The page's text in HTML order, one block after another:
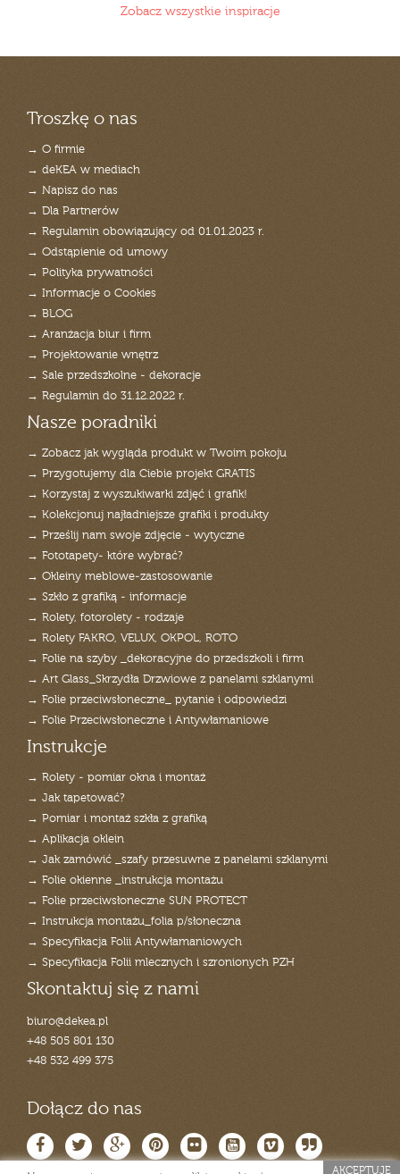
Zobacz wszystkie inspiracje
Troszkę o nas
→ O firmie
→ deKEA w mediach
→ Napisz do nas
→ Dla Partnerów
→ Regulamin obowiązujący od 01.01.2023 r.
→ Odstąpienie od umowy
→ Polityka prywatności
→ Informacje o Cookies
→ BLOG
→ Aranżacja biur i firm
→ Projektowanie wnętrz
→ Sale przedszkolne - dekoracje
→ Regulamin do 31.12.2022 r.
Nasze poradniki
→ Zobacz jak wygląda produkt w Twoim pokoju
→ Przygotujemy dla Ciebie projekt GRATIS
→ Korzystaj z wyszukiwarki zdjęć i grafik!
→ Kolekcjonuj najładniejsze grafiki i produkty
→ Prześlij nam swoje zdjęcie - wytyczne
→ Fototapety- które wybrać?
→ Okleiny meblowe-zastosowanie
→ Szkło z grafiką - informacje
→ Rolety, fotorolety - rodzaje
→ Rolety FAKRO, VELUX, OKPOL, ROTO
→ Folie na szyby _dekoracyjne do przedszkoli i firm
→ Art Glass_Skrzydła Drzwiowe z panelami szklanymi
→ Folie przeciwsłoneczne_ pytanie i odpowiedzi
→ Folie Przeciwsłoneczne i Antywłamaniowe
Instrukcje
→ Rolety - pomiar okna i montaż
→ Jak tapetować?
→ Pomiar i montaż szkła z grafiką
→ Aplikacja oklein
→ Jak zamówić _szafy przesuwne z panelami szklanymi
→ Folie okienne _instrukcja montażu
→ Folie przeciwsłoneczne SUN PROTECT
→ Instrukcja montażu_folia p/słoneczna
→ Specyfikacja Folii Antywłamaniowych
→ Specyfikacja Folii mlecznych i szronionych PZH
Skontaktuj się z nami
biuro@dekea.pl
+48 505 801 130
+48 532 499 375
Dołącz do nas
AKCEPTUJĘ